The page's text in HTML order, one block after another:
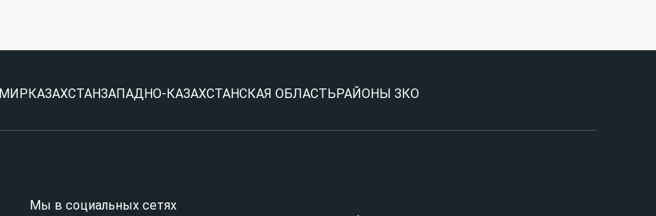
МИР КАЗАХСТАНЗАПАДНО-КАЗАХСТАНСКАЯ ОБЛАСТЬ РАЙОНЫ ЗКО
Мы в социальных сетях